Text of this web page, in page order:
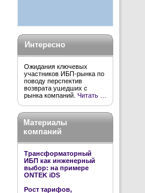
Интересно
Ожидания ключевых
участников ИБП-рынка по
поводу перспектив
возврата ушедших с
рынка компаний. Читать …
Материалы
компаний
Трансформаторный
ИБП как инженерный
выбор: на примере
ONTEK iDS
Рост тарифов,